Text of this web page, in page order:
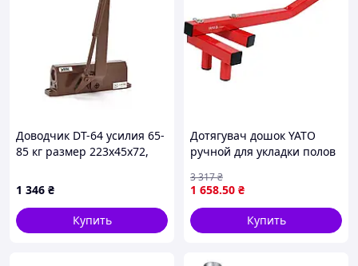
Доводчик DT-64 усилия 65-
85 кг размер 223x45x72,
1 346 ₴
Купить
Дотягувач дошок YATO
ручной для укладки полов
градусов
1 658.50 ₴
3 317₴
Купить